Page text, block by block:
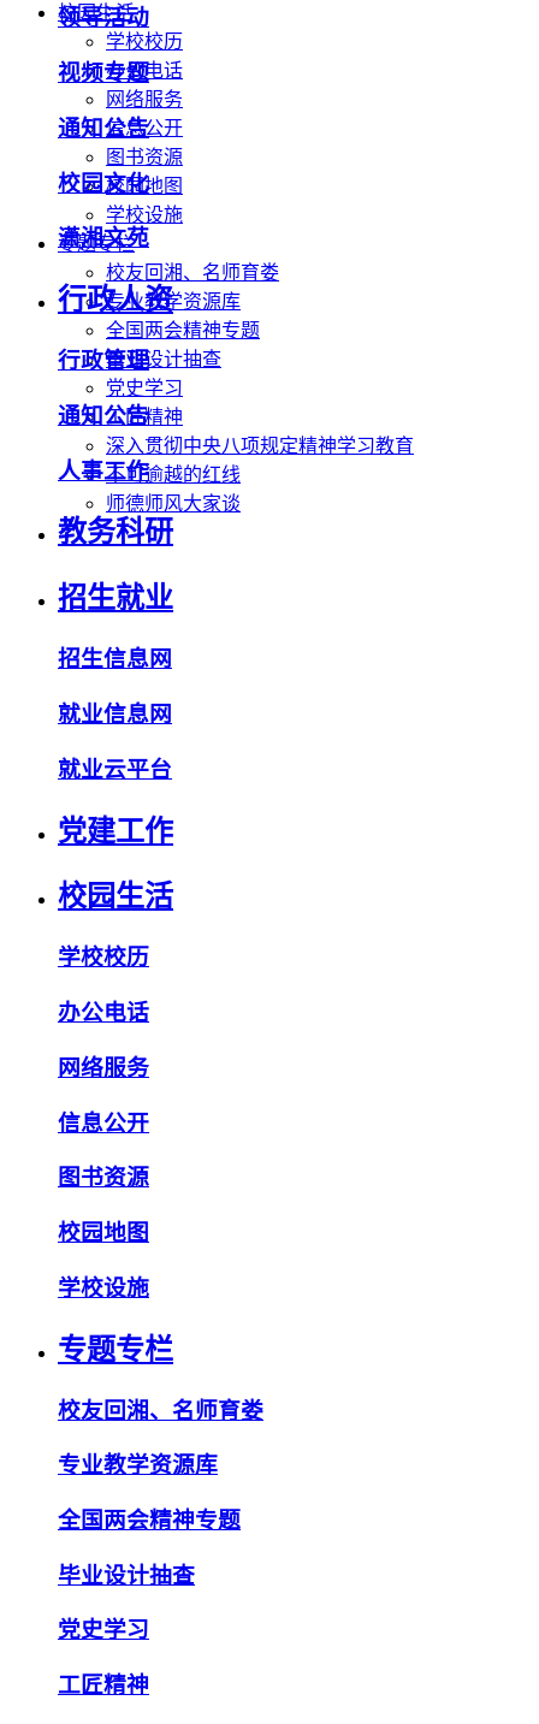
校园生活
学校校历
办公电话
网络服务
信息公开
图书资源
校园地图
学校设施
专题专栏
校友回湘、名师育娄
专业教学资源库
全国两会精神专题
毕业设计抽查
党史学习
工匠精神
深入贯彻中央八项规定精神学习教育
不可逾越的红线
师德师风大家谈
领导活动
视频专题
通知公告
校园文化
潇湘文苑
行政人资
行政管理
通知公告
人事工作
教务科研
招生就业
招生信息网
就业信息网
就业云平台
党建工作
校园生活
学校校历
办公电话
网络服务
信息公开
图书资源
校园地图
学校设施
专题专栏
校友回湘、名师育娄
专业教学资源库
全国两会精神专题
毕业设计抽查
党史学习
工匠精神